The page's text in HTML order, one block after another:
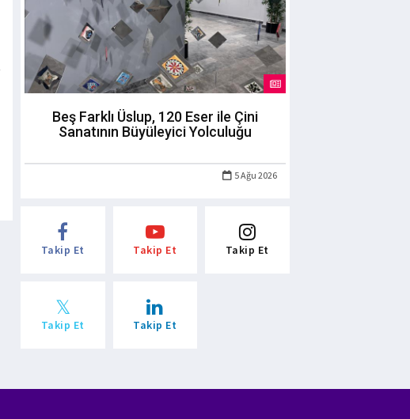
Beş Farklı Üslup, 120 Eser ile Çini
Sanatının Büyüleyici Yolculuğu
5 Ağu 2026
Takip Et Takip Et Takip Et
Takip Et Takip Et